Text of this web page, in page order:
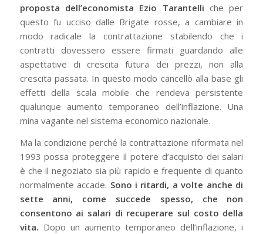
proposta dell’economista Ezio Tarantelliche per
questo fu ucciso dalle Brigate rosse, a cambiare in
modo radicale la contrattazione stabilendo che i
contratti dovessero essere firmati guardando alle
aspettative di crescita futura dei prezzi, non alla
crescita passata. In questo modo cancellò alla base gli
effetti della scala mobile che rendeva persistente
qualunque aumento temporaneo dell’inflazione. Una
mina vagante nel sistema economico nazionale.
Ma la condizione perché la contrattazione riformata nel
1993 possa proteggere il potere d’acquisto dei salari
è che il negoziato sia più rapido e frequente di quanto
normalmente accade. Sono i ritardi, a volte anche di
sette anni, come succede spesso, che non
consentono ai salari di recuperare sul costo della
vita. Dopo un aumento temporaneo dell’inflazione, i